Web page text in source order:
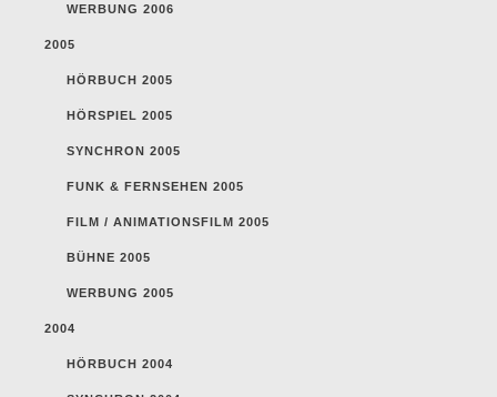
WERBUNG 2006
2005
HÖRBUCH 2005
HÖRSPIEL 2005
SYNCHRON 2005
FUNK & FERNSEHEN 2005
FILM / ANIMATIONSFILM 2005
BÜHNE 2005
WERBUNG 2005
2004
HÖRBUCH 2004